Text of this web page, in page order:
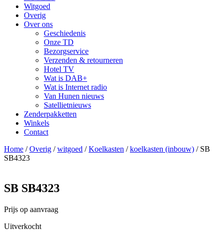
Witgoed
Overig
Over ons
Geschiedenis
Onze TD
Bezorgservice
Verzenden & retourneren
Hotel TV
Wat is DAB+
Wat is Internet radio
Van Hunen nieuws
Satellietnieuws
Zenderpakketten
Winkels
Contact
Home /Overig /witgoed /Koelkasten /koelkasten (inbouw) / SB
SB4323
SB SB4323
Prijs op aanvraag
Uitverkocht